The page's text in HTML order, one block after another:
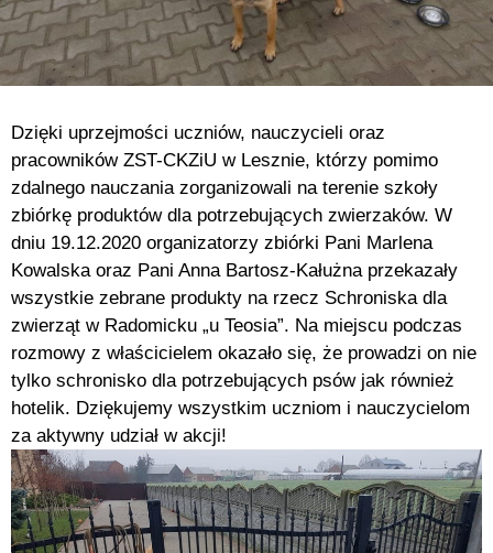
Dzięki uprzejmości uczniów, nauczycieli oraz
pracowników ZST-CKZiU w Lesznie, którzy pomimo
zdalnego nauczania zorganizowali na terenie szkoły
zbiórkę produktów dla potrzebujących zwierzaków. W
dniu 19.12.2020 organizatorzy zbiórki Pani Marlena
Kowalska oraz Pani Anna Bartosz-Kałużna przekazały
wszystkie zebrane produkty na rzecz Schroniska dla
zwierząt w Radomicku „u Teosia”. Na miejscu podczas
rozmowy z właścicielem okazało się, że prowadzi on nie
tylko schronisko dla potrzebujących psów jak również
hotelik. Dziękujemy wszystkim uczniom i nauczycielom
za aktywny udział w akcji!